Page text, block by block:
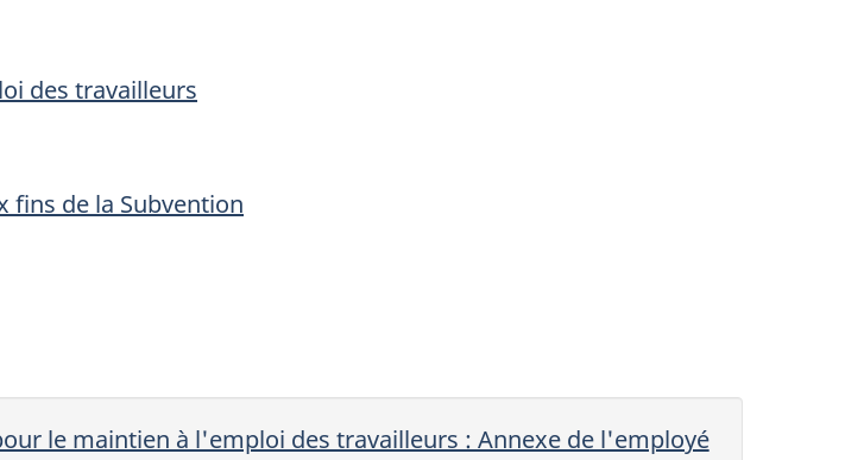
des travailleurs
fins de la Subvention
le maintien à l'emploi des travailleurs : Annexe de l'employé